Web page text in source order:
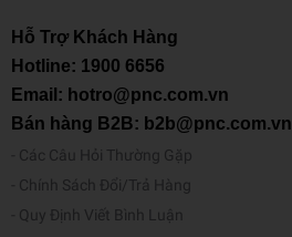
Hỗ Trợ Khách Hàng
Hotline: 1900 6656
Email: hotro@pnc.com.vn
Bán hàng B2B: b2b@pnc.com.vn
Các Câu Hỏi Thường Gặp
Chính Sách Đổi/Trả Hàng
Quy Định Viết Bình Luận